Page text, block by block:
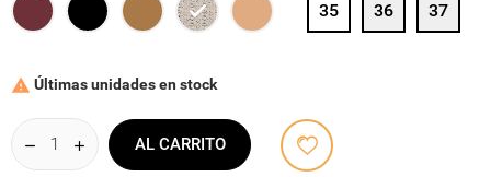
VINOTINTONEGROCOLONIALPITONCOLONIAL
35 36 37
 Últimas unidades en stock
AL CARRITO